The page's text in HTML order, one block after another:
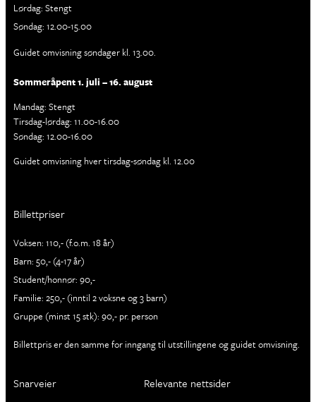
Lørdag: Stengt
Søndag: 12.00-15.00
Guidet omvisning søndager kl. 13.00.
Sommeråpent 1. juli – 16. august
Mandag: Stengt
Tirsdag-lørdag: 11.00-16.00
Søndag: 12.00-16.00
Guidet omvisning hver tirsdag-søndag kl. 12.00
Billettpriser
Voksen: 110,- (f.o.m. 18 år)
Barn: 50,- (4-17 år)
Student/honnør: 90,-
Familie: 250,- (inntil 2 voksne og 3 barn)
Gruppe (minst 15 stk): 90,- pr. person
Billettpris er den samme for inngang til utstillingene og guidet omvisning.
Snarveier Relevante nettsider